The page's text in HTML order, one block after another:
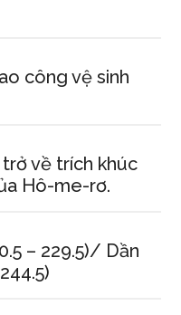
công vệ sinh
về trích khúc
Hô-me-rơ.
– 229.5)/ Dần